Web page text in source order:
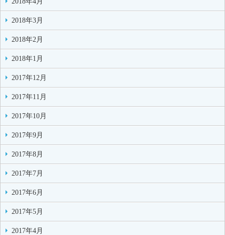
2018年3月
2018年2月
2018年1月
2017年12月
2017年11月
2017年10月
2017年9月
2017年8月
2017年7月
2017年6月
2017年5月
2017年4月